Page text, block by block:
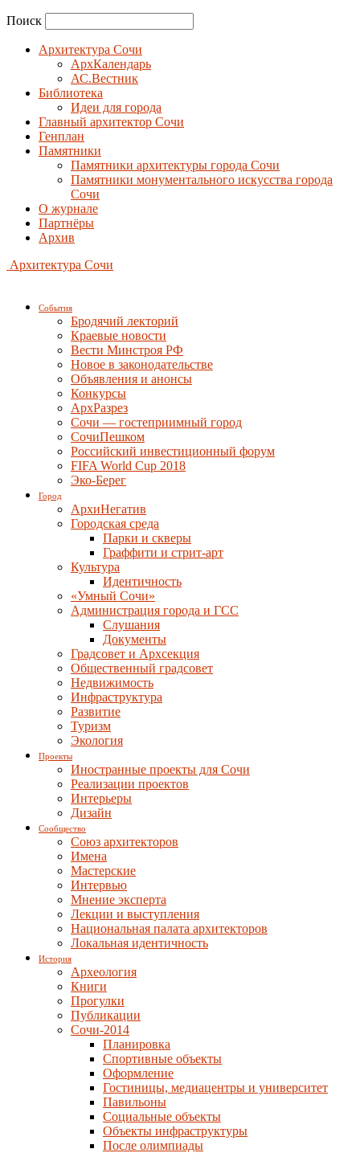
Поиск
Архитектура Сочи
АрхКалендарь
АС.Вестник
Библиотека
Идеи для города
Главный архитектор Сочи
Генплан
Памятники
Памятники архитектуры города Сочи
Памятники монументального искусства города
Сочи
О журнале
Партнёры
Архив
Архитектура Сочи
События
Бродячий лекторий
Краевые новости
Вести Минстроя РФ
Новое в законодательстве
Объявления и анонсы
Конкурсы
АрхРазрез
Сочи — гостеприимный город
СочиПешком
Российский инвестиционный форум
FIFA World Cup 2018
Эко-Берег
Город
АрхиНегатив
Городская среда
Парки и скверы
Граффити и стрит-арт
Культура
Идентичность
«Умный Сочи»
Администрация города и ГСС
Слушания
Документы
Градсовет и Архсекция
Общественный градсовет
Недвижимость
Инфраструктура
Развитие
Туризм
Экология
Проекты
Иностранные проекты для Сочи
Реализации проектов
Интерьеры
Дизайн
Сообщество
Союз архитекторов
Имена
Мастерские
Интервью
Мнение эксперта
Лекции и выступления
Национальная палата архитекторов
Локальная идентичность
История
Археология
Книги
Прогулки
Публикации
Сочи-2014
Планировка
Спортивные объекты
Оформление
Гостиницы, медиацентры и университет
Павильоны
Социальные объекты
Объекты инфраструктуры
После олимпиады